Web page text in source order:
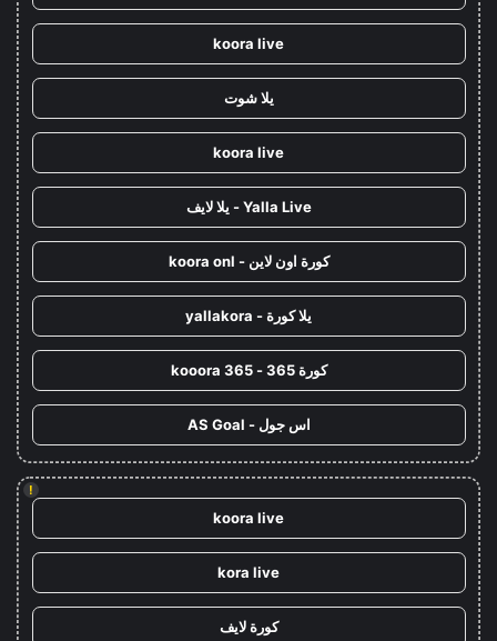
koora live
يلا شوت
koora live
Yalla Live - يلا لايف
كورة اون لاين - koora onl
يلا كورة - yallakora
كورة 365 - kooora 365
اس جول - AS Goal
!
koora live
kora live
كورة لايف